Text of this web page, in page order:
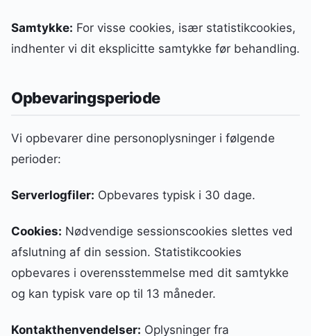
Samtykke: For visse cookies, især statistikcookies,
indhenter vi dit eksplicitte samtykke før behandling.
Opbevaringsperiode
Vi opbevarer dine personoplysninger i følgende
perioder:
Serverlogfiler: Opbevares typisk i 30 dage.
Cookies: Nødvendige sessionscookies slettes ved
afslutning af din session. Statistikcookies
opbevares i overensstemmelse med dit samtykke
og kan typisk vare op til 13 måneder.
Kontakthenvendelser: Oplysninger fra